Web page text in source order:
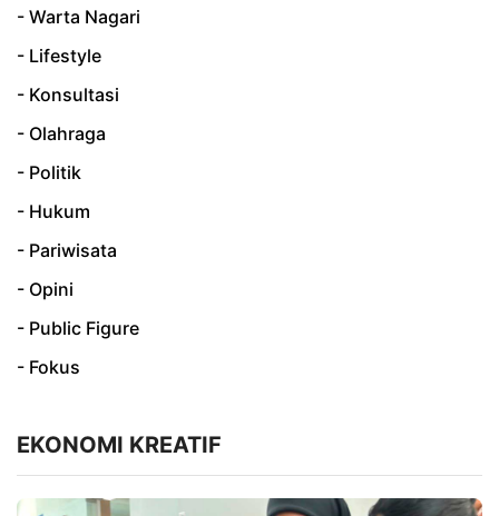
- Warta Nagari
- Lifestyle
- Konsultasi
- Olahraga
- Politik
- Hukum
- Pariwisata
- Opini
- Public Figure
- Fokus
EKONOMI KREATIF